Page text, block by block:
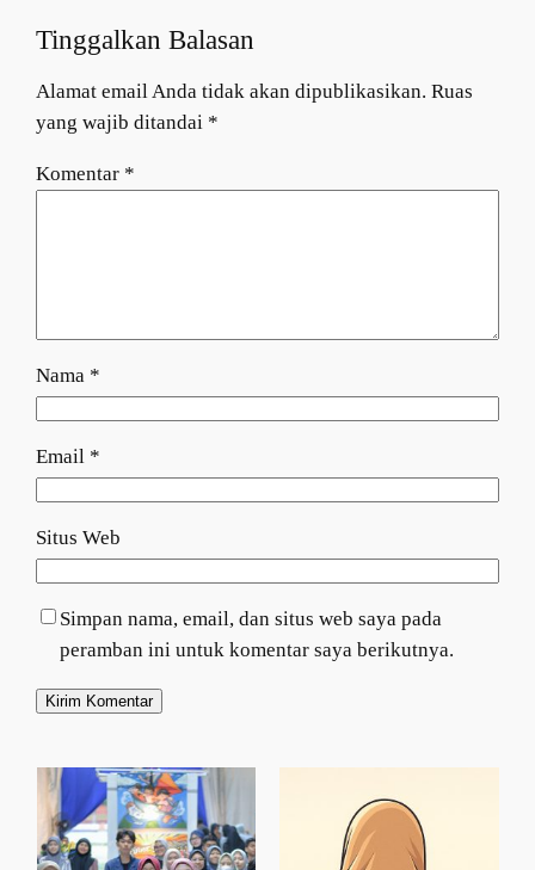
Tinggalkan Balasan
Alamat email Anda tidak akan dipublikasikan. Ruas
yang wajib ditandai *
Komentar *
Nama *
Email *
Situs Web
Simpan nama, email, dan situs web saya pada
peramban ini untuk komentar saya berikutnya.